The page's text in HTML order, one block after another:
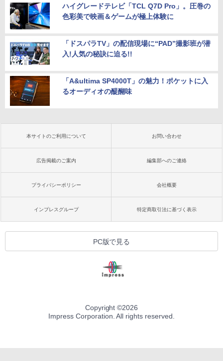
ハイグレードテレビ「TCL Q7D Pro」。圧巻の
色彩美で映画＆ゲームが極上体験に
「ドスパラTV」の配信現場に“PAD”撮影班が潜
入!人気の秘訣に迫る!!
「A&ultima SP4000T」の魅力！ポケットに入
るオーディオの醍醐味
本サイトのご利用について お問い合わせ
広告掲載のご案内 編集部へのご連絡
プライバシーポリシー 会社概要
インプレスグループ 特定商取引法に基づく表示
PC版で見る
Copyright ©2026
Impress Corporation. All rights reserved.